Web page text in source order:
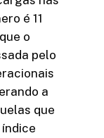
é 11
o
pelo
a
que